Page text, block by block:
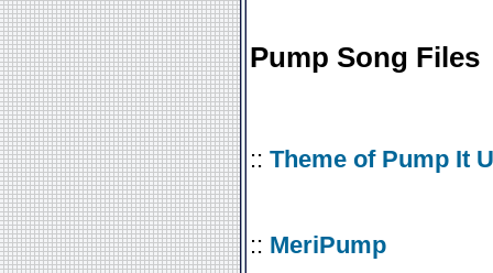
Pump Song Files
:: Theme of Pump It
:: MeriPump